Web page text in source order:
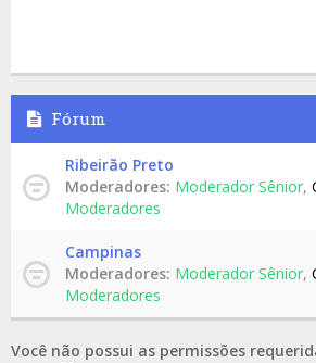
Fórum
Ribeirão Preto
Moderadores: Moderador Sênior,
Moderadores
Campinas
Moderadores: Moderador Sênior,
Moderadores
Você não possui as permissões